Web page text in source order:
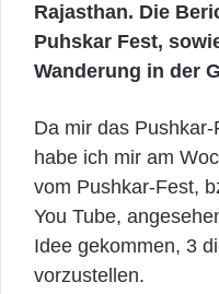
Rajasthan. Die
Puhskar Fest,
Wanderung in der
Da mir das
habe ich mir am
vom Pushkar-Fest,
You Tube,
Idee gekommen, 3
vorzustellen.